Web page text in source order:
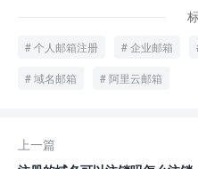
个人邮箱注册 企业邮箱
域名邮箱 阿里云邮箱
上一篇